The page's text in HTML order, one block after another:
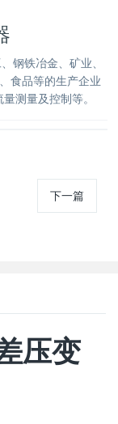
钢铁冶金、矿业、
食品等的生产企业
测量及控制等。
下一篇
压变